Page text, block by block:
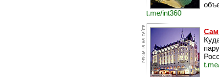
t.me/int360